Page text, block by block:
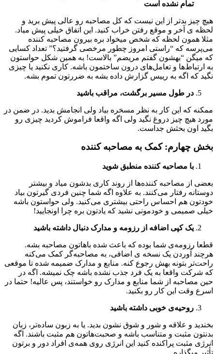
تمام نشده است
هیچ چیز بدتر از این نیست که کل مصاحبه رو عالی پیش برید و
لحظه ی آخر و موقع رفتن خراب کنید. این اتفاق خیلی پیش میاد.
مثلا همون لحظه که شخص میخواد بره بیرون مصاحبه کننده
می‌پرسه که “راستی امروز چطور مرخصی گرفتید؟” تعداد کسایی
که میگن “بهشون گفتم مریضم” بالاست! به همین شکل حواستون
به ارتباط‌ها و تعامل‌های درون ساختمون باشه. کاری نکنید یا چیزی
نگید که اگه به رییس گزارش داده بشه به ضررتون تموم بشه.
در طول مسیر برگشت، مراقب باشید
ممکنه که این کار به نظر مسخره بیاد ولی انجامش بدید. در ضمن در
مورد هیچ چیز دروغ نگید ولی اگه واقعا فراموش کردید چیزی رو
بگید اون بحثش جداست.
بخش چهارم: کمک به مصاحبه کننده
با مصاحبه کننده منطبق شوید
بعضی از مصاحبه کننده‌ها از روند کاری بدشون میاد و بیشتر
دوستانه رفتار می‌کنند. به علاوه اگه شما چنین فردی گیرتون بیاد
خودتون هم احساس راحتی بیشتری می‌کنید. ولی حواستون باشه
خیلی صمیمی و خودمونی نشید که یادتون بره چرا اونجایید!
یک کپی اضافه از رزومه و مدارک دنبال داشته باشید
قطعا رزومه‌ی شما بوده که باعث شده باهاتون مصاحبه بشه.
هرچند آوردن یک نسخه ی اضافی، به مصاحبه‌گر کمک می‌کنه
راحت‌تر بتونه بهش رجوع کنه. منابع و مدارک ضمیمه شده تا موقعی
که شرکت واقعا به یک فرد جذب نشده باشه چک نمیشه. اگه در
حین مصاحبه از شما منابع و مدارک رو خواستند، پس عالیه! حتما در
اسرع وقت این کار رو بکنید.
روحیه‌ی خوبی داشته باشید
بخندید و علاقه و شور و شوق نشون بدید. یا به زبون ساده‌تر، زبان
بدنتون مثبت و متناسب باشه و صحبت‌هاتون هم مثبت باشند. اگه
انرژی مثبت پراکنده کنید این انرژی روی همه‌ی افراد دور و برتون